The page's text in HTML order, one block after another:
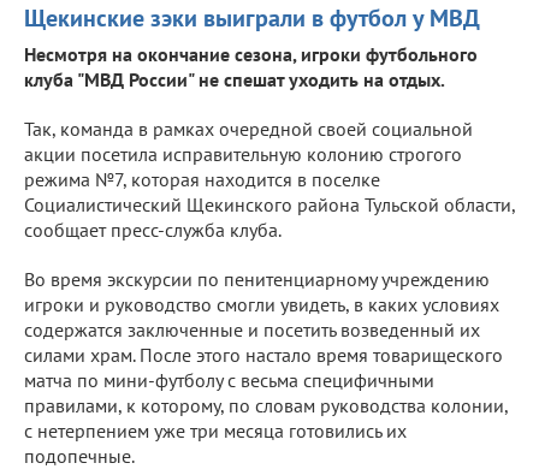
Щекинские зэки выиграли в футбол у МВД
Несмотря на окончание сезона, игроки футбольного
клуба "МВД России" не спешат уходить на отдых.
Так, команда в рамках очередной своей социальной
акции посетила исправительную колонию строгого
режима №7, которая находится в поселке
Социалистический Щекинского района Тульской области,
сообщает пресс-служба клуба.
Во время экскурсии по пенитенциарному учреждению
игроки и руководство смогли увидеть, в каких условиях
содержатся заключенные и посетить возведенный их
силами храм. После этого настало время товарищеского
матча по мини-футболу с весьма специфичными
правилами, к которому, по словам руководства колонии,
с нетерпением уже три месяца готовились их
подопечные.